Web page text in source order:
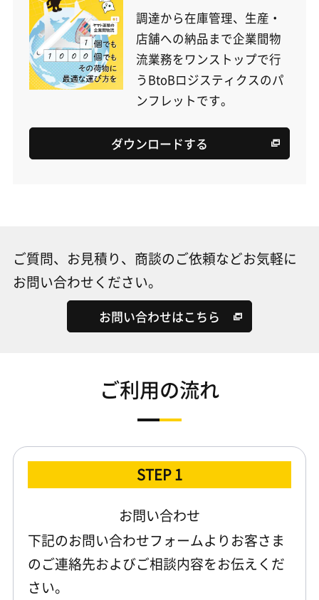
調達から在庫管理、生産・
店舗への納品まで企業間物
流業務をワンストップで行
うBtoBロジスティクスのパ
ンフレットです。
ダウンロードする
ご質問、お見積り、商談のご依頼などお気軽に
お問い合わせください。
お問い合わせはこちら
ご利用の流れ
STEP 1
お問い合わせ
下記のお問い合わせフォームよりお客さま
のご連絡先およびご相談内容をお伝えくだ
さい。